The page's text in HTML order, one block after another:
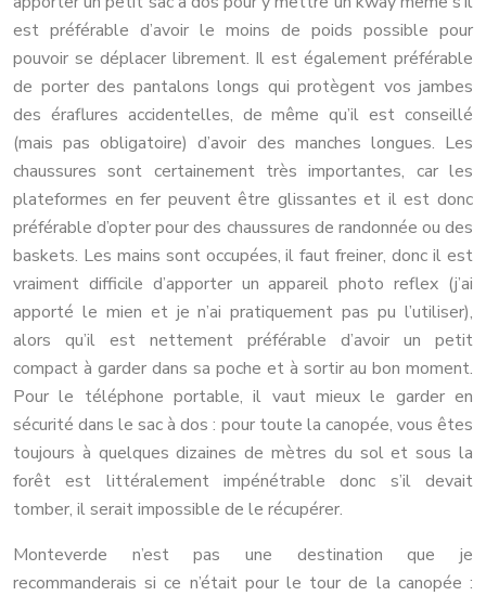
est préférable d’avoir le moins de poids possible pour
pouvoir se déplacer librement. Il est également préférable
de porter des pantalons longs qui protègent vos jambes
des éraflures accidentelles, de même qu’il est conseillé
(mais pas obligatoire) d’avoir des manches longues. Les
chaussures sont certainement très importantes, car les
plateformes en fer peuvent être glissantes et il est donc
préférable d’opter pour des chaussures de randonnée ou des
baskets. Les mains sont occupées, il faut freiner, donc il est
vraiment difficile d’apporter un appareil photo reflex (j’ai
apporté le mien et je n’ai pratiquement pas pu l’utiliser),
alors qu’il est nettement préférable d’avoir un petit
compact à garder dans sa poche et à sortir au bon moment.
Pour le téléphone portable, il vaut mieux le garder en
sécurité dans le sac à dos : pour toute la canopée, vous êtes
toujours à quelques dizaines de mètres du sol et sous la
forêt est littéralement impénétrable donc s’il devait
tomber, il serait impossible de le récupérer.
Monteverde n’est pas une destination que je
recommanderais si ce n’était pour le tour de la canopée :